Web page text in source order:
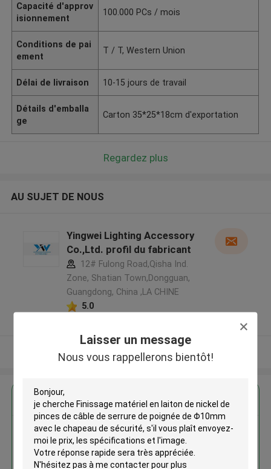
Laisser un message
Nous vous rappellerons bientôt!
Capacité d'approv
isionnement
100.000 PCs / mois
Conditions de pai
ement
T / T, Western Union
Délai de livraison 10-15 jours de travail
Détails d'emballa
ge
Carton 35*25*18cm d'exportation
Regardez plus
AU SUJET DE NOUS
Yingwei Lighting Accessory
Co.,Ltd. profil du fabricant
12# Fulong Road,Qisha Ind.
Zone, Shatian Town,Dongguan,
Guangdong, China ,LA CHINE
5.0
Regardez plus
Finissage matériel en laiton de
nickel de pinces de câble de
serrure de poignée de Φ10mm